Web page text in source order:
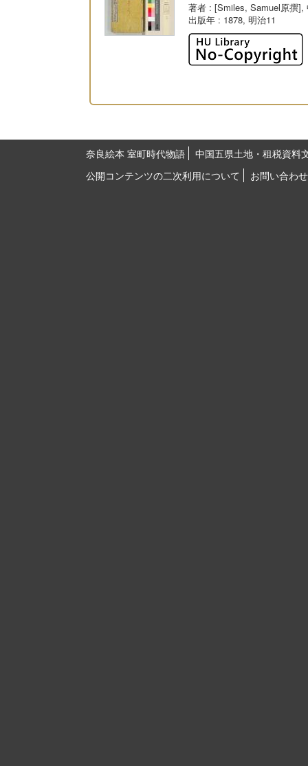
著者 : [Smiles, Samuel原撰
出版年 : 1878, 明治11
奈良絵本 室町時代物語
中国五県土地・租税資料
公開コンテンツの二次利用について
お問い合わせ